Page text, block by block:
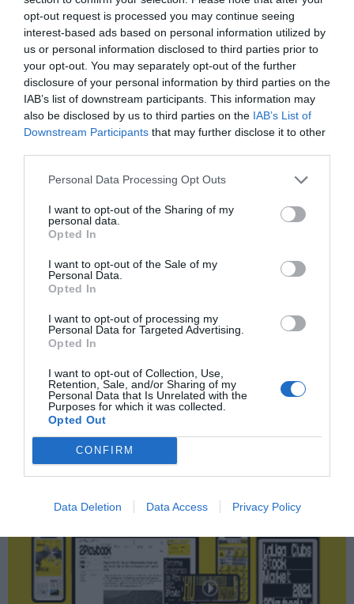
opt-out request is processed you may continue seeing
interest-based ads based on personal information utilized by
us or personal information disclosed to third parties prior to
your opt-out. You may separately opt-out of the further
disclosure of your personal information by third parties on the
IAB’s list of downstream participants. This information may
also be disclosed by us to third parties on the IAB’s List of
Downstream Participants that may further disclose it to other
Personal Data Processing Opt Outs
I want to opt-out of the Sharing of my
personal data.
Opted In
I want to opt-out of the Sale of my
Personal Data.
Opted In
I want to opt-out of processing my
Personal Data for Targeted Advertising.
Opted In
I want to opt-out of Collection, Use,
Retention, Sale, and/or Sharing of my
Personal Data that Is Unrelated with the
Purposes for which it was collected.
Opted Out
CONFIRM
Data Deletion Data Access Privacy Policy
Índex2P
Futbol Emotion
próximas semanas.
Añadir2Playbookcomo fuente preferida de Google
de forma gratuita
Mantente informado con las últimas noticias de actualidad.
ACTIVAR AHORA
Compartir
Publicidad
2Playbook Club2P